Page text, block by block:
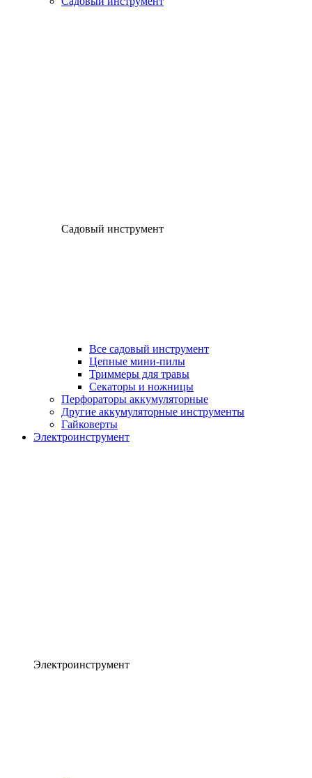
Садовый инструмент
Все садовый инструмент
Цепные мини-пилы
Триммеры для травы
Секаторы и ножницы
Перфораторы аккумуляторные
Другие аккумуляторные инструменты
Гайковерты
Электроинструмент
Электроинструмент